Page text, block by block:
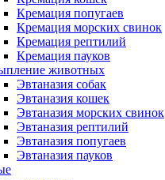
Кремация попугаев
Кремация морских свинок
Кремация рептилий
Кремация пауков
животных
Эвтаназия собак
Эвтаназия кошек
Эвтаназия морских свинок
Эвтаназия рептилий
Эвтаназия попугаев
Эвтаназия пауков